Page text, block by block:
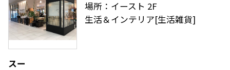
流行とともに歳を重ねるファッションに敏感なすべて
の人へ、それぞれの個性をより輝かせるコスチューム
ジュエリーを発信します。
場所：イースト 2F
生活＆インテリア[生活雑貨]
スー